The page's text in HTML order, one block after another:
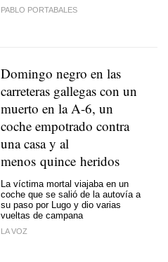
PABLO PORTABALES
Domingo negro en las
carreteras gallegas con un
muerto en la A-6, un
coche empotrado contra
una casa y al
menos quince heridos
La víctima mortal viajaba en un
coche que se salió de la autovía a
su paso por Lugo y dio varias
vueltas de campana
LA VOZ